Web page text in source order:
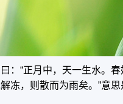
：“正月中，天一生水。
冻，则散而为雨矣。”意